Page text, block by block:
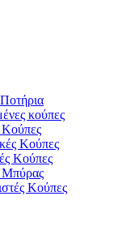
κούπες
Κούπες
Κούπες
Μπύρας
Κούπες